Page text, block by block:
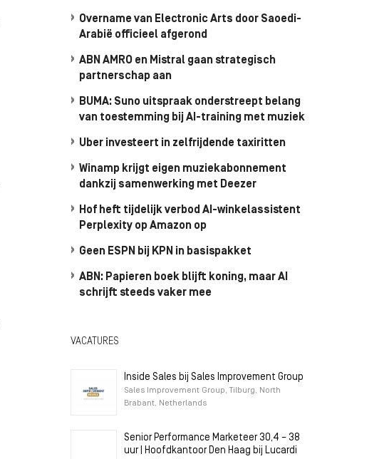
Overname van Electronic Arts door Saoedi-
Arabië officieel afgerond
ABN AMRO en Mistral gaan strategisch
partnerschap aan
BUMA: Suno uitspraak onderstreept belang
van toestemming bij AI-training met muziek
Uber investeert in zelfrijdende taxiritten
Winamp krijgt eigen muziekabonnement
dankzij samenwerking met Deezer
Hof heft tijdelijk verbod AI-winkelassistent
Perplexity op Amazon op
Geen ESPN bij KPN in basispakket
ABN: Papieren boek blijft koning, maar AI
schrijft steeds vaker mee
VACATURES
Inside Sales bij Sales Improvement Group
Sales Improvement Group, Tilburg, North
Brabant, Netherlands
Senior Performance Marketeer 30,4 – 38
uur | Hoofdkantoor Den Haag bij Lucardi